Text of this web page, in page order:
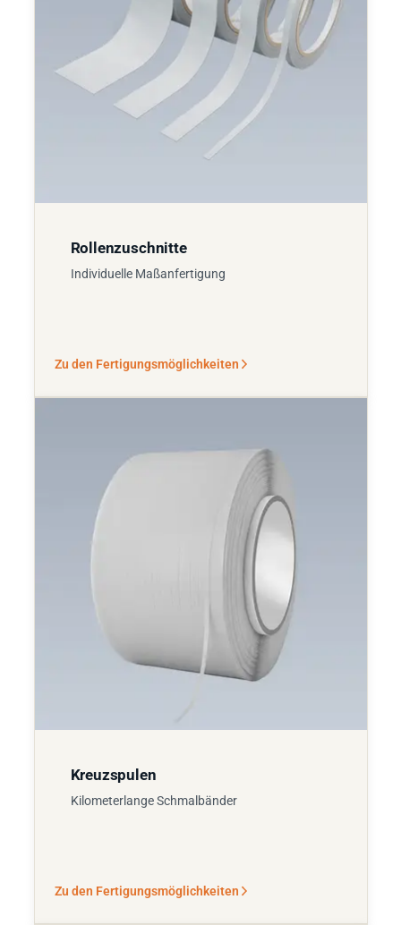
Rollenzuschnitte
Individuelle Maßanfertigung
Zu den Fertigungsmöglichkeiten
Kreuzspulen
Kilometerlange Schmalbänder
Zu den Fertigungsmöglichkeiten